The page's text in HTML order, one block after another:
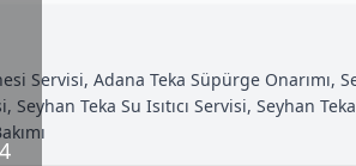
Servisi, Adana Teka Süpürge Onarımı,
Teka Su Isıtıcı Servisi, Seyhan